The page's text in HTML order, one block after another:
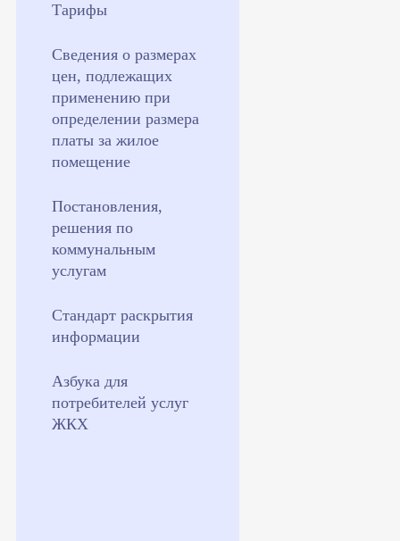
Тарифы
Сведения о размерах
цен, подлежащих
применению при
определении размера
платы за жилое
помещение
Постановления,
решения по
коммунальным
услугам
Стандарт раскрытия
информации
Азбука для
потребителей услуг
ЖКХ